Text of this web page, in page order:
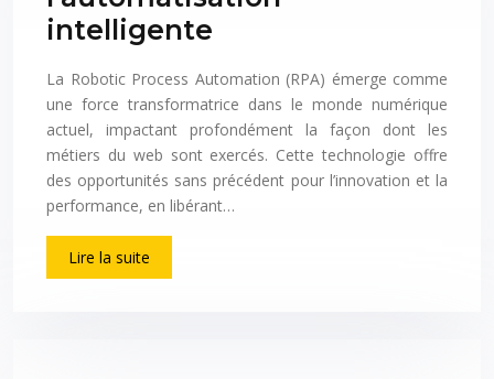
intelligente
La Robotic Process Automation (RPA) émerge comme
une force transformatrice dans le monde numérique
actuel, impactant profondément la façon dont les
métiers du web sont exercés. Cette technologie offre
des opportunités sans précédent pour l’innovation et la
performance, en libérant…
Lire la suite